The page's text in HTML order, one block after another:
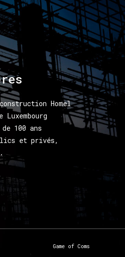
Homel
100 ans
et privés,
Game of Coms